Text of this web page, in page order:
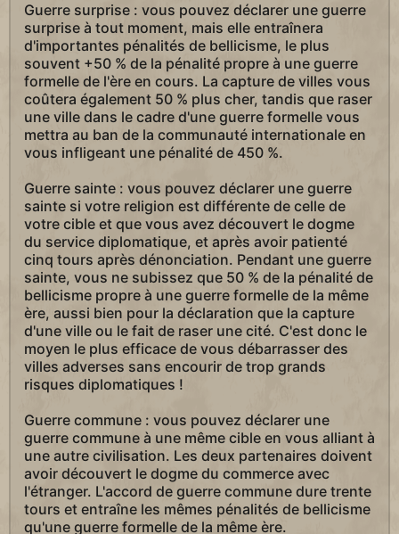
Guerre surprise : vous pouvez déclarer une guerre
surprise à tout moment, mais elle entraînera
d'importantes pénalités de bellicisme, le plus
souvent +50 % de la pénalité propre à une guerre
formelle de l'ère en cours. La capture de villes vous
coûtera également 50 % plus cher, tandis que raser
une ville dans le cadre d'une guerre formelle vous
mettra au ban de la communauté internationale en
vous infligeant une pénalité de 450 %.
Guerre sainte : vous pouvez déclarer une guerre
sainte si votre religion est différente de celle de
votre cible et que vous avez découvert le dogme
du service diplomatique, et après avoir patienté
cinq tours après dénonciation. Pendant une guerre
sainte, vous ne subissez que 50 % de la pénalité de
bellicisme propre à une guerre formelle de la même
ère, aussi bien pour la déclaration que la capture
d'une ville ou le fait de raser une cité. C'est donc le
moyen le plus efficace de vous débarrasser des
villes adverses sans encourir de trop grands
risques diplomatiques !
Guerre commune : vous pouvez déclarer une
guerre commune à une même cible en vous alliant à
une autre civilisation. Les deux partenaires doivent
avoir découvert le dogme du commerce avec
l'étranger. L'accord de guerre commune dure trente
tours et entraîne les mêmes pénalités de bellicisme
qu'une guerre formelle de la même ère.